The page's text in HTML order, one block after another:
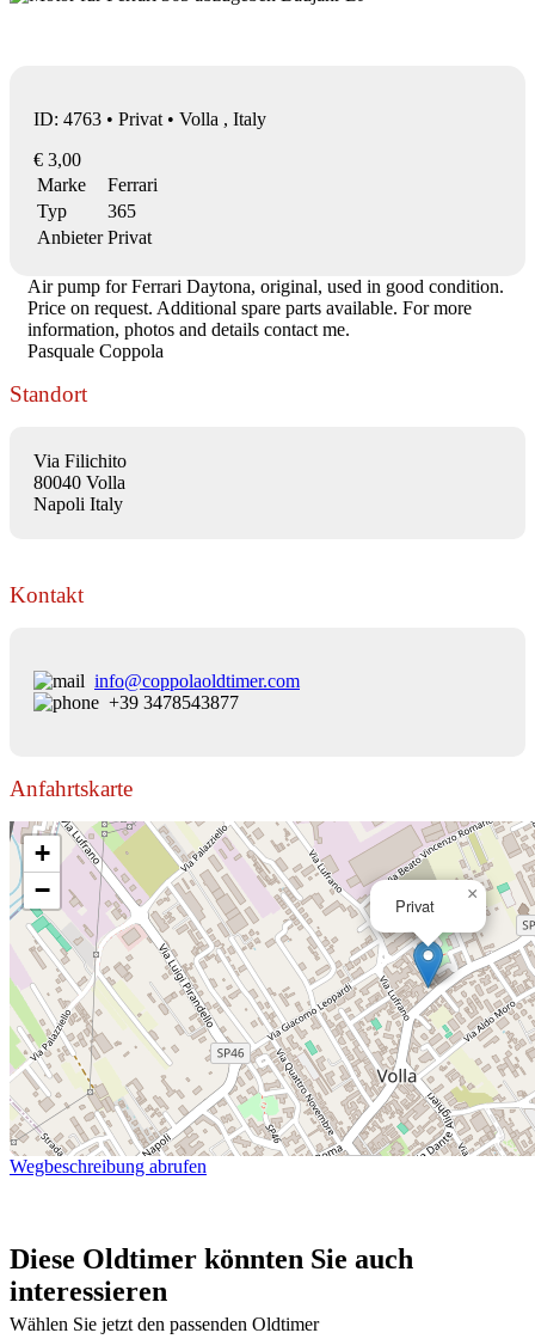
ID: 4763 • Privat • Volla , Italy
€ 3,00
Marke
Ferrari
Typ
365
Anbieter Privat
Air pump for Ferrari Daytona, original, used in good condition.
Price on request. Additional spare parts available. For more
information, photos and details contact me.
Pasquale Coppola
Standort
Via Filichito
80040 Volla
Napoli Italy
Kontakt
info@coppolaoldtimer.com
+39 3478543877
Anfahrtskarte
Privat
×
+
−
Wegbeschreibung abrufen
Diese Oldtimer könnten Sie auch
interessieren
Wählen Sie jetzt den passenden Oldtimer